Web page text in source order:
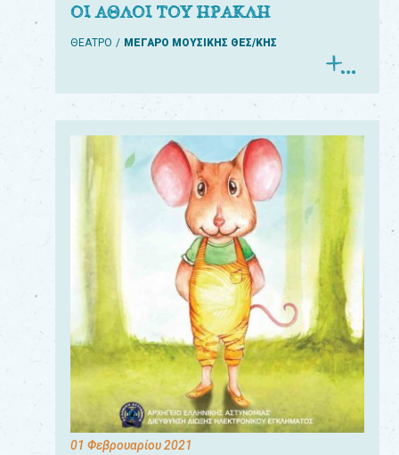
ΟΙ ΑΘΛΟΙ ΤΟΥ ΗΡΑΚΛΗ
ΘΕΑΤΡΟ ΜΕΓΑΡΟ ΜΟΥΣΙΚΗΣ ΘΕΣ/ΚΗΣ
01 Φεβρουαρίου 2021